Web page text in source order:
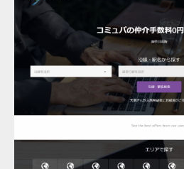
更新日：
認知症疾患医療セ
詳細 検索サイト
通常投稿
Hello world!